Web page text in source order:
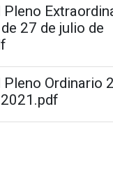
Pleno
27 de julio de
Ordinario